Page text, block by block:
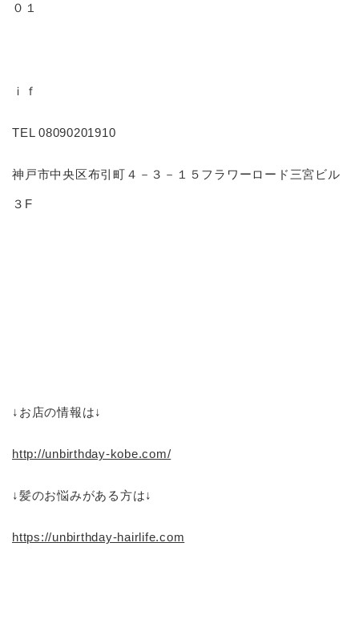
０１
ｉｆ
TEL 08090201910
神戸市中央区布引町４－３－１５フラワーロード三宮ビル
３F
↓お店の情報は↓
http://unbirthday-kobe.com/
↓髪のお悩みがある方は↓
https://unbirthday-hairlife.com